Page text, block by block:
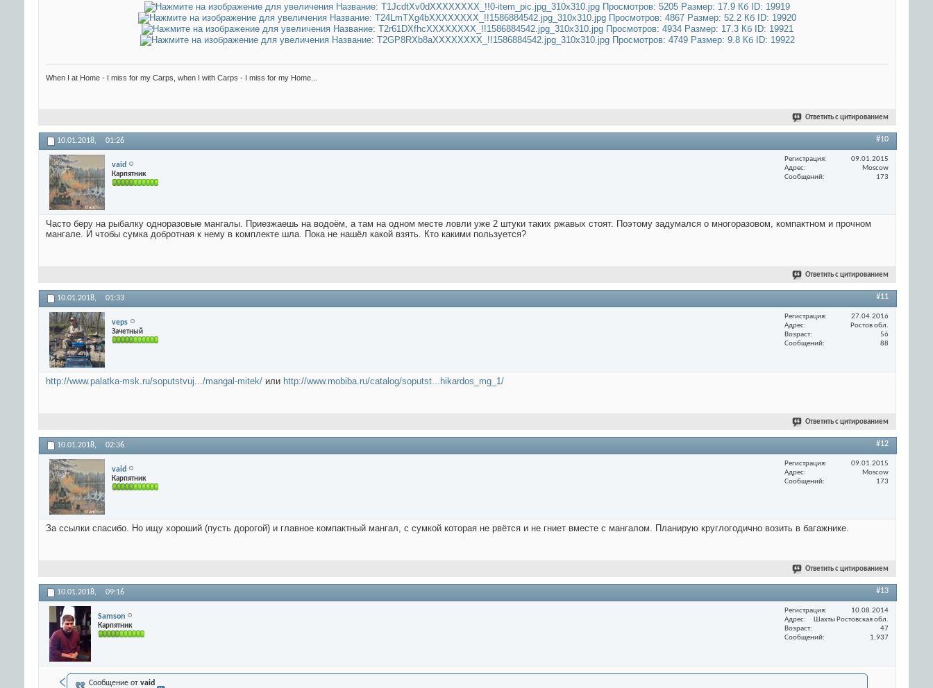
When I at Home - I miss for my Carps, when I with Carps - I miss for my Home...
Ответить с цитированием
10.01.2018, 01:26 #10
vaid
Карпятник
Регистрация
09.01.2015
Адрес
Moscow
Сообщений
173
Часто беру на рыбалку одноразовые мангалы. Приезжаешь на водоём, а там на одном месте ловли уже 2 штуки таких ржавых стоят. Поэтому задумался о многоразовом, компактном и прочном
мангале. И чтобы сумка добротная к нему в комплекте шла. Пока не нашёл какой взять. Кто какими пользуется?
Ответить с цитированием
10.01.2018, 01:33 #11
veps
Зачетный
Регистрация
27.04.2016
Адрес
Ростов обл.
Возраст
56
Сообщений
88
http://www.palatka-msk.ru/soputstvuj.../mangal-mitek/ или http://www.mobiba.ru/catalog/soputst...hikardos_mg_1/
Ответить с цитированием
10.01.2018, 02:36 #12
vaid
Карпятник
Регистрация
09.01.2015
Адрес
Moscow
Сообщений
173
За ссылки спасибо. Но ищу хороший (пусть дорогой) и главное компактный мангал, с сумкой которая не рвётся и не гниет вместе с мангалом. Планирую круглогодично возить в багажнике.
Ответить с цитированием
10.01.2018, 09:16 #13
Samson
Карпятник
Регистрация
10.08.2014
Адрес
Шахты Ростовская обл.
Возраст
47
Сообщений
1,937
Сообщение от vaid